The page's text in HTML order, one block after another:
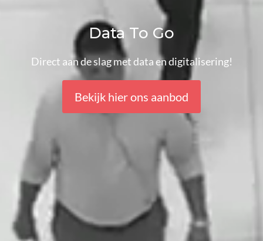
Data To Go
Direct aan de slag met data en digitalisering!
Bekijk hier ons aanbod